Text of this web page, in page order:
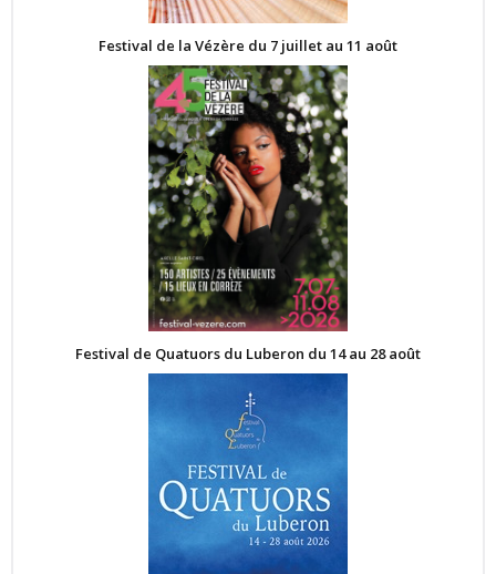
Festival de la Vézère du 7 juillet au 11 août
Festival de Quatuors du Luberon du 14 au 28 août